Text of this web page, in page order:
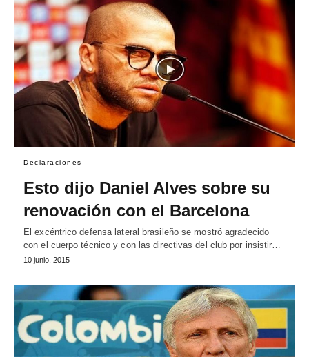
Declaraciones
Esto dijo Daniel Alves sobre su
renovación con el Barcelona
El excéntrico defensa lateral brasileño se mostró agradecido
con el cuerpo técnico y con las directivas del club por insistir…
10 junio, 2015